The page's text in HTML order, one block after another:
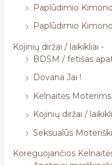
Paplūdimio Kimono
Paplūdimio Kimono
Kojinių diržai / laikikliai -
BDSM / fetišas
Dovana Jai !
Kelnaitės Moterims
Kojinių diržai /
Seksualūs
Koreguojančios